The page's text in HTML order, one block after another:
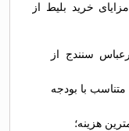
خرید بلیط از
سنندج از
با بودجه
هزینه؛